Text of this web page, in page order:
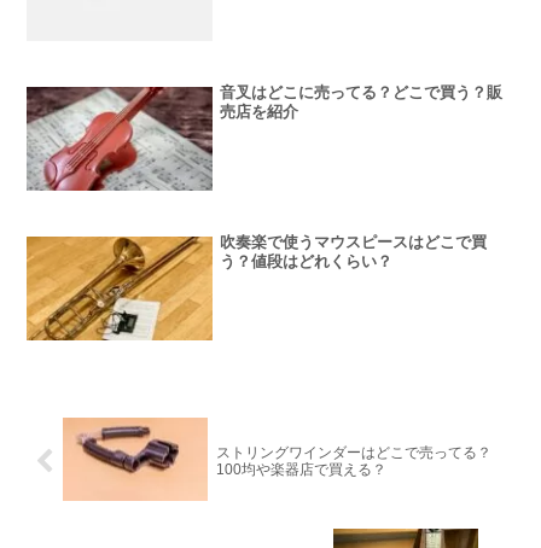
音叉はどこに売ってる？どこで買う？販
売店を紹介
吹奏楽で使うマウスピースはどこで買
う？値段はどれくらい？
ストリングワインダーはどこで売ってる？
100均や楽器店で買える？